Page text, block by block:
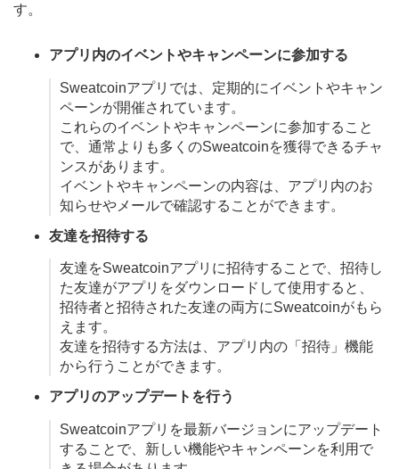
す。
アプリ内のイベントやキャンペーンに参加する
Sweatcoinアプリでは、定期的にイベントやキャン
ペーンが開催されています。
これらのイベントやキャンペーンに参加すること
で、通常よりも多くのSweatcoinを獲得できるチャ
ンスがあります。
イベントやキャンペーンの内容は、アプリ内のお
知らせやメールで確認することができます。
友達を招待する
友達をSweatcoinアプリに招待することで、招待し
た友達がアプリをダウンロードして使用すると、
招待者と招待された友達の両方にSweatcoinがもら
えます。
友達を招待する方法は、アプリ内の「招待」機能
から行うことができます。
アプリのアップデートを行う
Sweatcoinアプリを最新バージョンにアップデート
することで、新しい機能やキャンペーンを利用で